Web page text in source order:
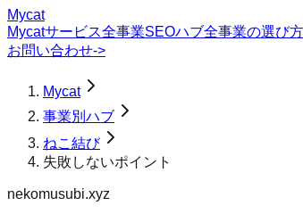
Mycat
Mycatサービス全事業SEOハブ全事業の選び方
お問い合わせ->
Mycat
事業別ハブ
ねこ結び
失敗しないポイント
nekomusubi.xyz